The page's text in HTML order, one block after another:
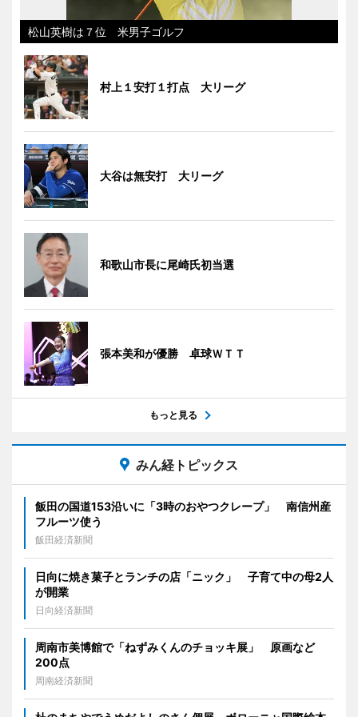
松山英樹は７位 米男子ゴルフ
村上１安打１打点 大リーグ
大谷は無安打 大リーグ
和歌山市長に尾崎氏初当選
張本美和が優勝 卓球ＷＴＴ
もっと見る
みん経トピックス
飯田の国道153沿いに「3時のおやつクレープ」 南信州産
フルーツ使う
飯田経済新聞
日向に焼き菓子とランチの店「ニック」 子育て中の母2人
が開業
日向経済新聞
周南市美博館で「ねずみくんのチョッキ展」 原画など
200点
周南経済新聞